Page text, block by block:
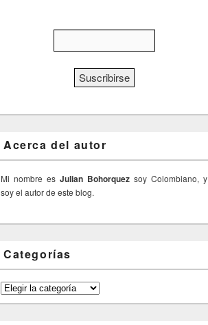
Acerca del autor
Mi nombre es Julian Bohorquez soy Colombiano, y
soy el autor de este blog.
Categorías
Categorías